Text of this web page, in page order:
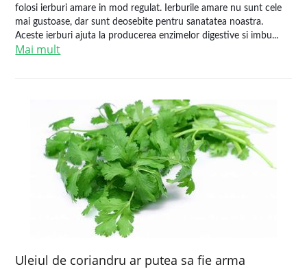
folosi ierburi amare in mod regulat. Ierburile amare nu sunt cele
mai gustoase, dar sunt deosebite pentru sanatatea noastra.
Aceste ierburi ajuta la producerea enzimelor digestive si imbu...
Mai mult
Uleiul de coriandru ar putea sa fie arma